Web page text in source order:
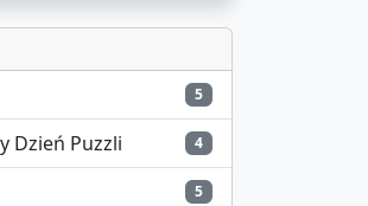
5
Dzień Puzzli 4
5